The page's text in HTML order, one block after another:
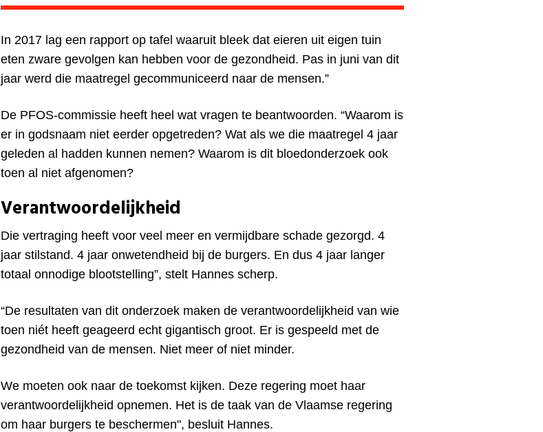
In 2017 lag een rapport op tafel waaruit bleek dat eieren uit eigen tuin
eten zware gevolgen kan hebben voor de gezondheid. Pas in juni van dit
jaar werd die maatregel gecommuniceerd naar de mensen.”
De PFOS-commissie heeft heel wat vragen te beantwoorden. “Waarom is
er in godsnaam niet eerder opgetreden? Wat als we die maatregel 4 jaar
geleden al hadden kunnen nemen? Waarom is dit bloedonderzoek ook
toen al niet afgenomen?
Verantwoordelijkheid
Die vertraging heeft voor veel meer en vermijdbare schade gezorgd. 4
jaar stilstand. 4 jaar onwetendheid bij de burgers. En dus 4 jaar langer
totaal onnodige blootstelling”, stelt Hannes scherp.
“De resultaten van dit onderzoek maken de verantwoordelijkheid van wie
toen niét heeft geageerd echt gigantisch groot. Er is gespeeld met de
gezondheid van de mensen. Niet meer of niet minder.
We moeten ook naar de toekomst kijken. Deze regering moet haar
verantwoordelijkheid opnemen. Het is de taak van de Vlaamse regering
om haar burgers te beschermen", besluit Hannes.